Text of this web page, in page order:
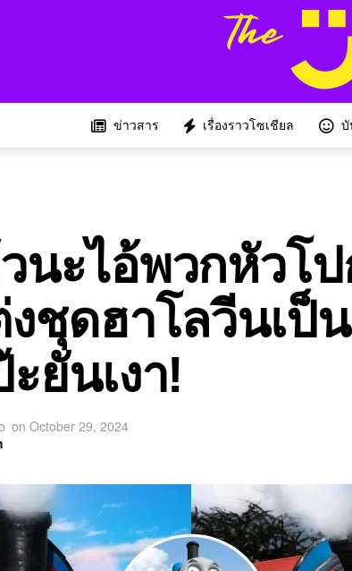
ข่าวสาร เรื่องราวโซเชียล บั
นะไอ้พวกหัวโ
ชุดฮาโลวีนเป็
ยันเงา!
on October 29, 2024